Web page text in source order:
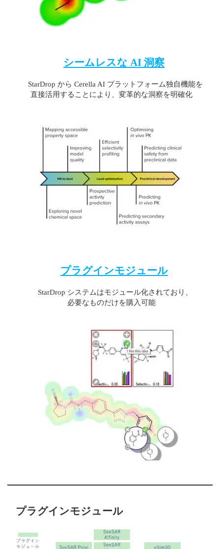
シームレスな AI 洞察
StarDrop から Cerella AI プラットフォーム独自機能を
直接活用することにより、変革的な洞察を明確化
プラグインモジュール
StarDrop システムはモジュール化されており、
必要なものだけを購入可能
プラグインモジュール